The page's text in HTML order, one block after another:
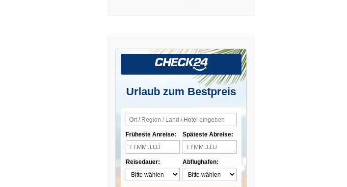
Urlaub zum Bestpreis
Früheste Anreise:
Reisedauer:
Späteste Abreise:
Abflughafen: